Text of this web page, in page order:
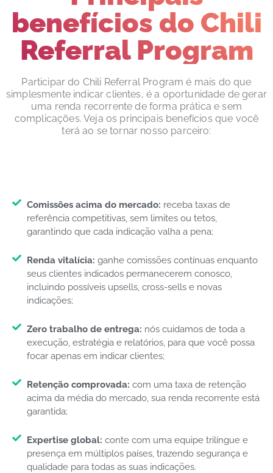
benefícios do Chili
Referral Program
Participar do Chili Referral Program é mais do que
simplesmente indicar clientes, é a oportunidade de gerar
uma renda recorrente de forma prática e sem
complicações. Veja os principais benefícios que você
terá ao se tornar nosso parceiro:
Comissões acima do mercado: receba taxas de
referência competitivas, sem limites ou tetos,
garantindo que cada indicação valha a pena;
Renda vitalícia: ganhe comissões contínuas enquanto
seus clientes indicados permanecerem conosco,
incluindo possíveis upsells, cross-sells e novas
indicações;
Zero trabalho de entrega: nós cuidamos de toda a
execução, estratégia e relatórios, para que você possa
focar apenas em indicar clientes;
Retenção comprovada: com uma taxa de retenção
acima da média do mercado, sua renda recorrente está
garantida;
Expertise global: conte com uma equipe trilíngue e
presença em múltiplos países, trazendo segurança e
qualidade para todas as suas indicações.